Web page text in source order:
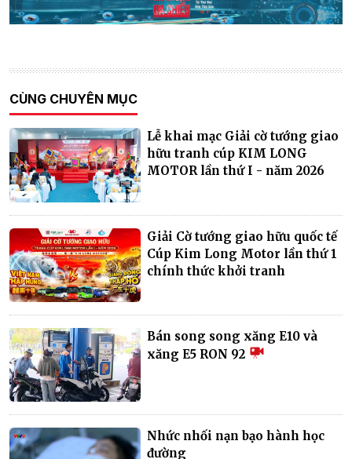
CÙNG CHUYÊN MỤC
Lễ khai mạc Giải cờ tướng giao
hữu tranh cúp KIM LONG
MOTOR lần thứ I - năm 2026
Giải Cờ tướng giao hữu quốc tế
Cúp Kim Long Motor lần thứ 1
chính thức khởi tranh
Bán song song xăng E10 và
xăng E5 RON 92
Nhức nhối nạn bạo hành học
đường